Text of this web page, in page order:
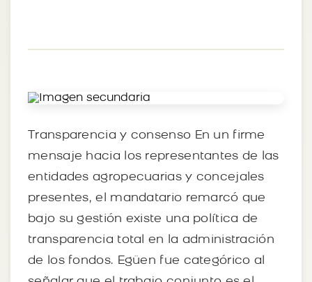
Transparencia y consenso En un firme
mensaje hacia los representantes de las
entidades agropecuarias y concejales
presentes, el mandatario remarcó que
bajo su gestión existe una política de
transparencia total en la administración
de los fondos. Egüen fue categórico al